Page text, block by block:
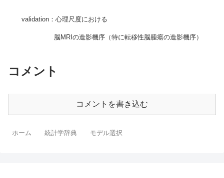
validation：心理尺度における
脳MRIの造影機序（特に転移性脳腫瘍の造影機序）
コメント
コメントを書き込む
ホーム 統計学辞典 モデル選択